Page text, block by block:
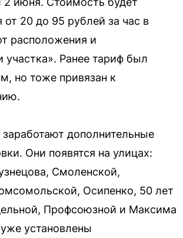
от 20 до 95 рублей за час в
расположения и
участка». Ранее тариф был
но тоже привязан к
дополнительные
Они появятся на улицах:
Смоленской,
Осипенко, 50 лет
Профсоюзной и Максима
установлены